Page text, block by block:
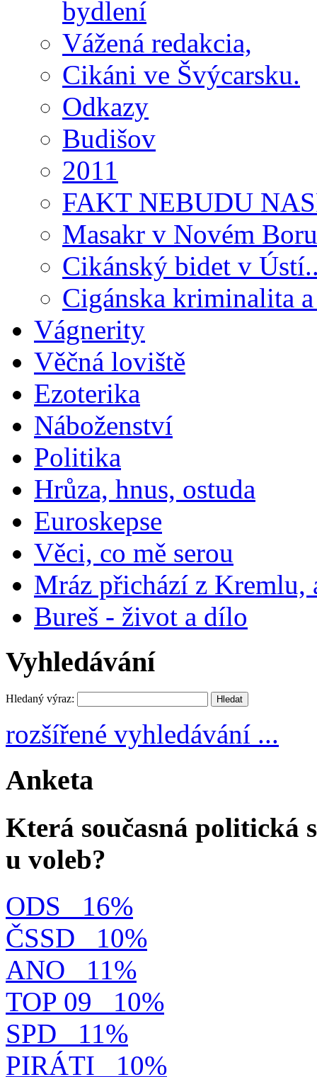
bydlení
Vážená redakcia,
Cikáni ve Švýcarsku.
Odkazy
Budišov
2011
FAKT NEBUDU
Masakr v Novém
Cikánský bidet v
Cigánska kriminalita
Vágnerity
Věčná loviště
Ezoterika
Náboženství
Politika
Hrůza, hnus, ostuda
Euroskepse
Věci, co mě serou
Mráz přichází z Kremlu,
Bureš - život a dílo
Vyhledávání
Hledaný výraz:
rozšířené vyhledávání ...
Anketa
Která současná politická
u voleb?
ODS
16%
ČSSD
10%
ANO
11%
TOP 09
10%
SPD
11%
PIRÁTI
10%